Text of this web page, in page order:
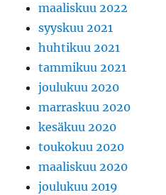
maaliskuu 2022
syyskuu 2021
huhtikuu 2021
tammikuu 2021
joulukuu 2020
marraskuu 2020
kesäkuu 2020
toukokuu 2020
maaliskuu 2020
joulukuu 2019